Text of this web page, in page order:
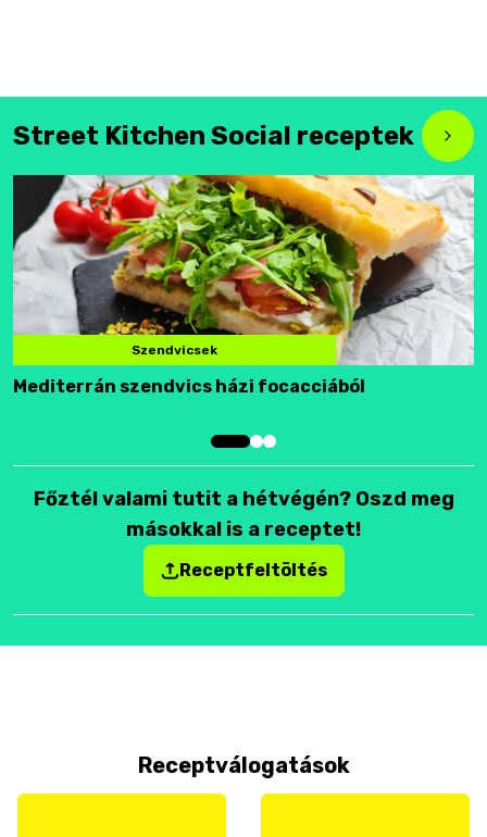
Street Kitchen Social receptek
Szendvicsek
Mediterrán szendvics házi focacciából
Főztél valami tutit a hétvégén? Oszd meg
másokkal is a receptet!
Receptfeltöltés
Receptválogatások